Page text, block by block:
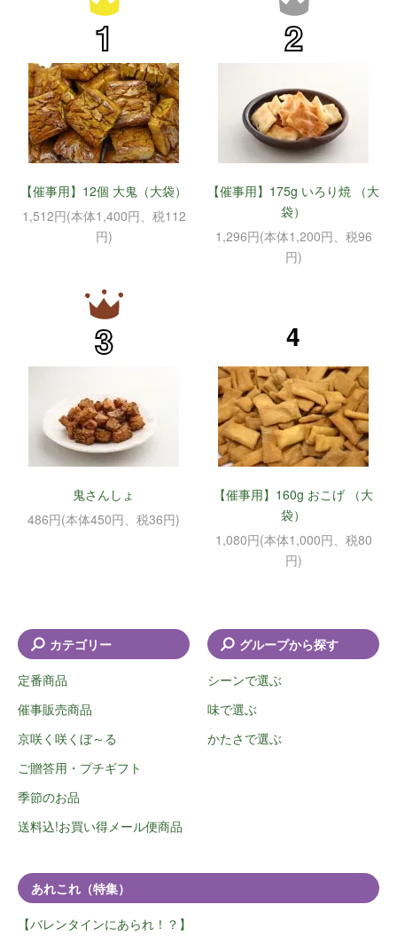
1
【催事用】12個 大鬼（大袋）
1,512円(本体1,400円、税112
円)
2
【催事用】175g いろり焼 （大
袋）
1,296円(本体1,200円、税96
円)
3
鬼さんしょ
486円(本体450円、税36円)
4
【催事用】160g おこげ （大
袋）
1,080円(本体1,000円、税80
円)
カテゴリー
定番商品
催事販売商品
京咲く咲くぼ～る
ご贈答用・プチギフト
季節のお品
送料込!お買い得メール便商品
グループから探す
シーンで選ぶ
味で選ぶ
かたさで選ぶ
あれこれ（特集）
【バレンタインにあられ！？】